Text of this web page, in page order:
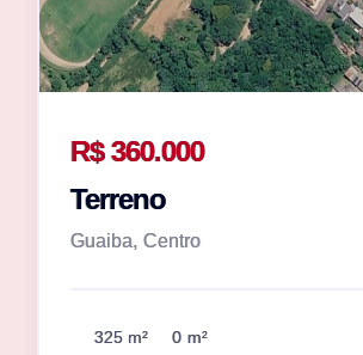
R$ 360.000
Terreno
Guaiba, Centro
325 m² 0 m²